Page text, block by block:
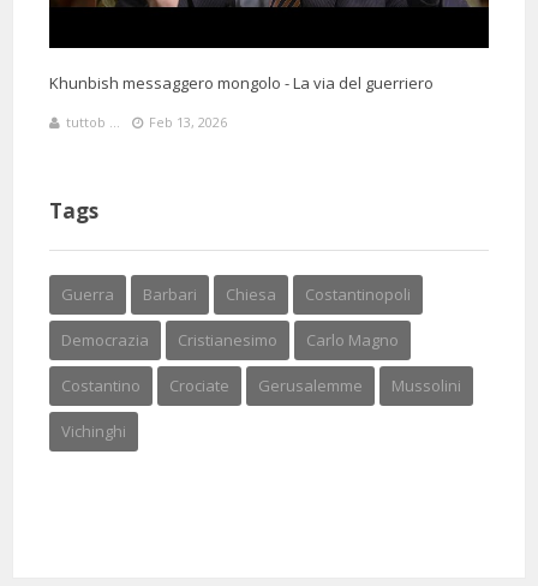
Khunbish messaggero mongolo - La via del guerriero
tuttob ... Feb 13, 2026
Tags
Guerra Barbari Chiesa Costantinopoli
Democrazia Cristianesimo Carlo Magno
Costantino Crociate Gerusalemme Mussolini
Vichinghi